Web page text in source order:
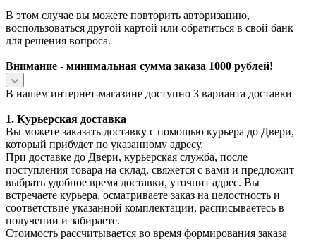
В этом случае вы можете повторить авторизацию,
воспользоваться другой картой или обратиться в свой банк
для решения вопроса.
Внимание - минимальная сумма заказа 1000 рублей!
В нашем интернет-магазине доступно 3 варианта доставки
1. Курьерская доставка
Вы можете заказать доставку с помощью курьера до Двери,
который прибудет по указанному адресу.
При доставке до Двери, курьерская служба, после
поступления товара на склад, свяжется с вами и предложит
выбрать удобное время доставки, уточнит адрес. Вы
встречаете курьера, осматриваете заказ на целостность и
соответствие указанной комплектации, расписываетесь в
получении и забираете.
Стоимость рассчитывается во время формирования заказа